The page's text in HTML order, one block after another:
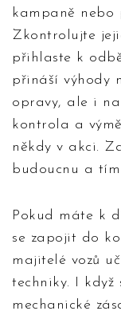
kampaně nebo
Zkontrolujte
přihlaste k
přináší výhody
opravy, ale i
kontrola a
někdy v akci.
budoucnu a
Pokud máte k
se zapojit do
majitelé vozů
techniky. I když
mechanické